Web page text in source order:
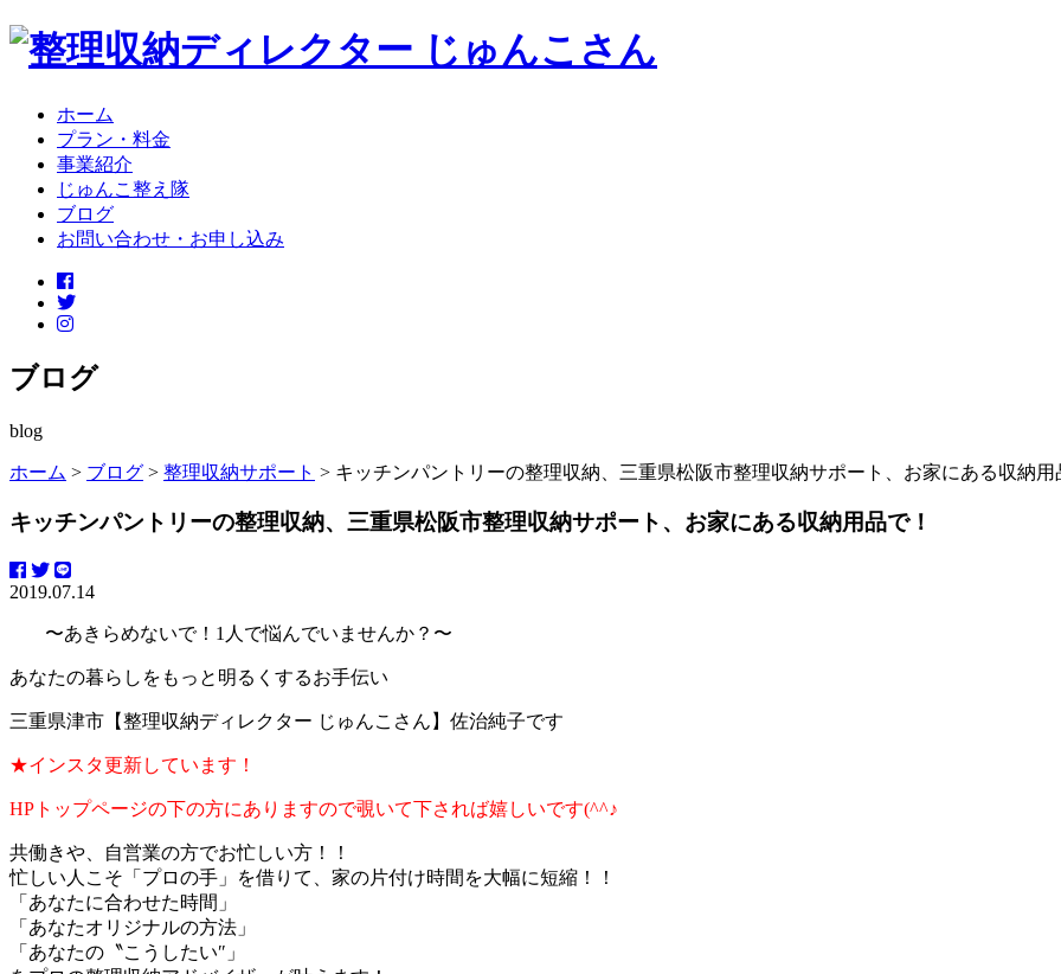
ホーム
プラン・料金
事業紹介
じゅんこ整え隊
ブログ
お問い合わせ・お申し込み
ブログ
blog
ホーム > ブログ > 整理収納サポート > キッチンパントリーの整理収納、三重県松阪市整理収納サポート、お家にある収納用
キッチンパントリーの整理収納、三重県松阪市整理収納サポート、お家にある収納用品で！
2019.07.14
〜あきらめないで！1人で悩んでいませんか？〜
あなたの暮らしをもっと明るくするお手伝い
三重県津市【整理収納ディレクター じゅんこさん】佐治純子です
★インスタ更新しています！
HPトップページの下の方にありますので覗いて下されば嬉しいです(^^♪
共働きや、自営業の方でお忙しい方！！
忙しい人こそ「プロの手」を借りて、家の片付け時間を大幅に短縮！！
「あなたに合わせた時間」
「あなたオリジナルの方法」
「あなたの〝こうしたい″」